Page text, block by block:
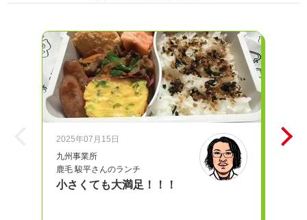
2025年07月15日
九州事業所
鹿毛 駿平さんのランチ
小さくても大満足！！！